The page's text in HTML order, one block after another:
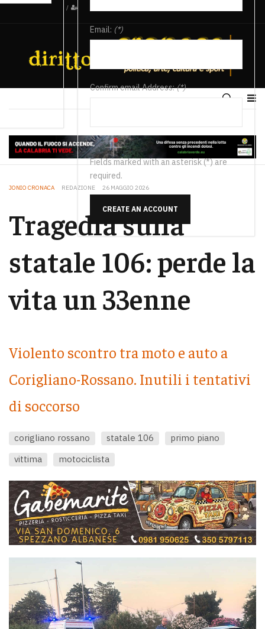
/
Email: (*)
Confirm email Address:(*)
Fields marked with an asterisk (*) are
required.
CREATE AN ACCOUNT
JONIO CRONACA REDAZIONE 26 MAGGIO 2026
Tragedia sulla
statale 106: perde la
vita un 33enne
Violento scontro tra moto e auto a
Corigliano-Rossano. Inutili i tentativi
di soccorso
corigliano rossano statale 106
primo piano
vittima
motociclista